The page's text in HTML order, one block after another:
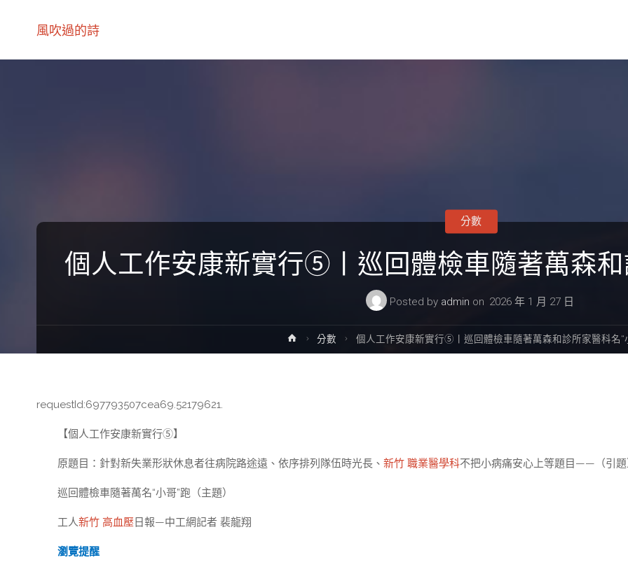
風吹過的詩
個人工作安康新實行⑤丨巡回體檢車隨著萬森和
Posted by admin on 2026 年 1 月 27 日
分數
Home分數 個人工作安康新實行⑤丨巡回體檢車隨著萬森和診所家醫科名“
requestId:697793507cea69.52179621.
【個人工作安康新實行⑤】
原題目：針對新失業形狀休息者往病院路途遠、依序排列隊伍時光長、 新竹 職業醫學科不把小病痛安心上等題目——（引題
巡回體檢車隨著萬名“小哥”跑（主題）
工人新竹 高血壓 日報—中工網記者 裴龍翔
瀏覽提醒